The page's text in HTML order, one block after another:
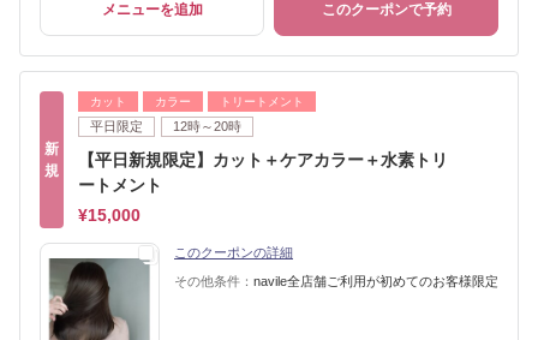
メニューを追加 このクーポンで予約
新
規
カット カラー トリートメント
平日限定 12時～20時
【平日新規限定】カット＋ケアカラー＋水素トリ
ートメント
¥15,000
このクーポンの詳細
その他条件： navile全店舗ご利用が初めてのお客様限定